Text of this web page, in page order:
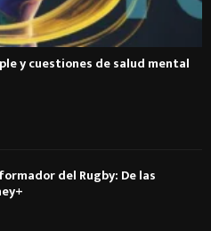
y cuestiones de salud mental
del Rugby: De las